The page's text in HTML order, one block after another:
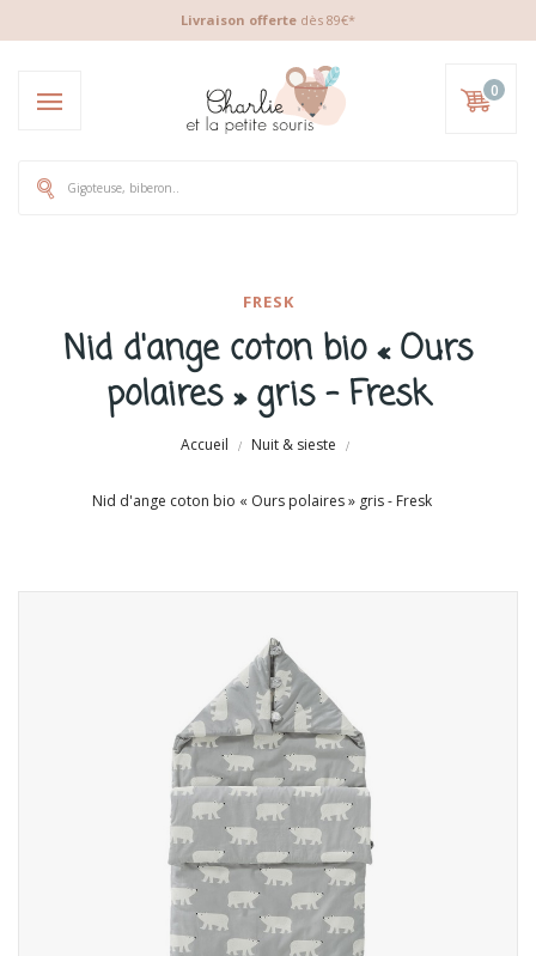
Livraison offerte dès 89€*
0
FRESK
Nid d'ange coton bio « Ours
polaires » gris - Fresk
Accueil Nuit & sieste
Nid d'ange coton bio « Ours polaires » gris - Fresk